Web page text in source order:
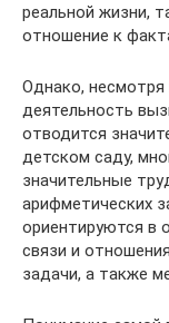
реальной жизни,
отношение к
Однако, несмотря
деятельность
отводится
детском саду,
значительные
арифметических
ориентируются в
связи и
задачи, а также